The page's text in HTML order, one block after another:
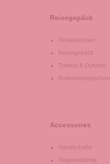
Reisegepäck
Reisetaschen
Reisegepäck
Trekkin & Outdoor
Rollenreisetaschen
Accessoires
Handschuhe
Regenschirme